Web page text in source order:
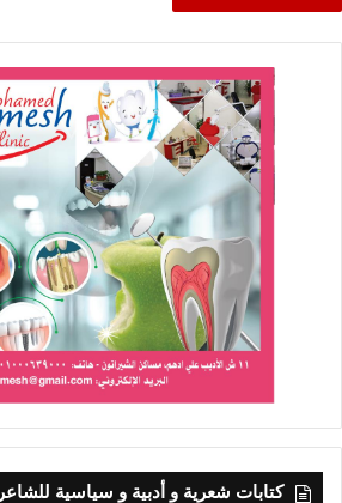
كتابات شعرية و أدبية و سياسية للشاعر